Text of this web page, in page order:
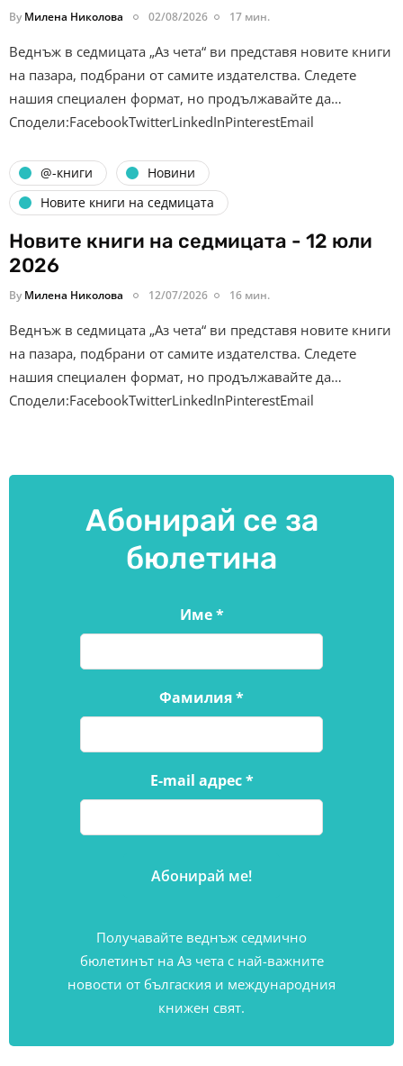
By Милена Николова 02/08/2026 17 мин.
Веднъж в седмицата „Аз чета“ ви представя новите книги
на пазара, подбрани от самите издателства. Следете
нашия специален формат, но продължавайте да…
Сподели:FacebookTwitterLinkedInPinterestEmail
@-книги
Новини
Новите книги на седмицата
Новите книги на седмицата - 12 юли
2026
By Милена Николова 12/07/2026 16 мин.
Веднъж в седмицата „Аз чета“ ви представя новите книги
на пазара, подбрани от самите издателства. Следете
нашия специален формат, но продължавайте да…
Сподели:FacebookTwitterLinkedInPinterestEmail
Абонирай се за
бюлетина
Име*
Фамилия*
E-mail адрес*
Получавайте веднъж седмично
бюлетинът на Аз чета с най-важните
новости от бългаския и международния
книжен свят.